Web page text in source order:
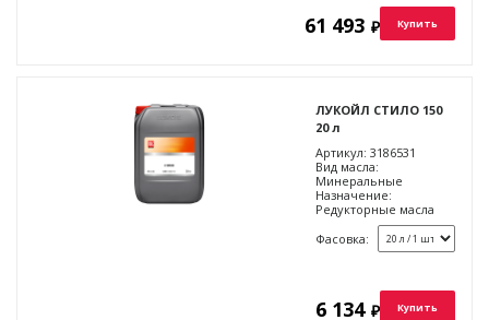
61 493 ₽ Купить
ЛУКОЙЛ СТИЛО 150
20 л
Артикул: 3186531
Вид масла:
Минеральные
Назначение:
Редукторные масла
Фасовка:
6 134 ₽ Купить